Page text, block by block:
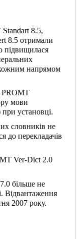
8.5,
8.5 отримали
підвищилася
кожним напрямом
PROMT
мови
при установці.
словників не
до перекладачів
Ver-Dict 2.0
більше не
Відвантаження
2007 року.